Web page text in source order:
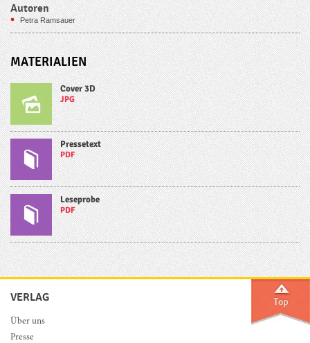
Autoren
Petra Ramsauer
MATERIALIEN
Cover 3D
JPG
Pressetext
PDF
Leseprobe
PDF
VERLAG
Über uns
Presse